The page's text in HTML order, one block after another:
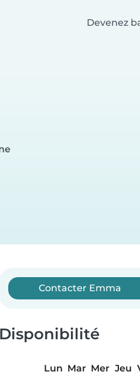
Devenez
Contacter Emma
Disponibilité
Lun Mar Mer Jeu